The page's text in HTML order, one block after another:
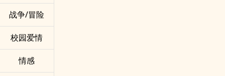
战争/冒险
校园爱情
情感